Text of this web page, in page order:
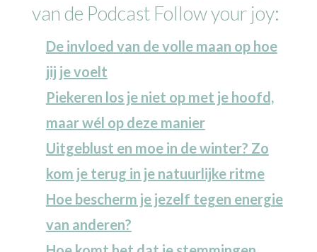
van de Podcast Follow your joy:
De invloed van de volle maan op hoe
jij je voelt
Piekeren los je niet op met je hoofd,
maar wél op deze manier
Uitgeblust en moe in de winter? Zo
kom je terug in je natuurlijke ritme
Hoe bescherm je jezelf tegen energie
van anderen?